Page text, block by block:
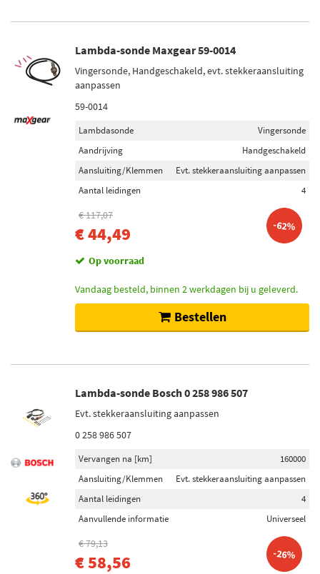
Niet op voorraad (237)
Op voorraad (124)
Lambda-sonde Maxgear 59-0014
Vingersonde, Handgeschakeld, evt. stekkeraansluiting
aanpassen
59-0014
Lambdasonde
Vingersonde
Aandrijving
Handgeschakeld
Aansluiting/Klemmen
Evt. stekkeraansluiting aanpassen
Aantal leidingen
4
€ 117,07
€ 44,49 -62%
Op voorraad
Vandaag besteld, binnen 2 werkdagen bij u geleverd.
Bestellen
Lambda-sonde Bosch 0 258 986 507
Evt. stekkeraansluiting aanpassen
0 258 986 507
Vervangen na [km]
160000
Aansluiting/Klemmen
Evt. stekkeraansluiting aanpassen
Aantal leidingen
4
Aanvullende informatie
Universeel
€ 79,13
€ 58,56 -26%